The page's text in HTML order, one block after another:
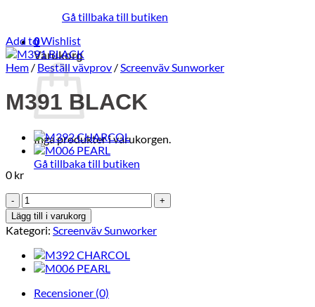
Gå tillbaka till butiken
0
Varukorg
Inga produkter i varukorgen.
Gå tillbaka till butiken
Add to Wishlist
Hem / Beställ vävprov /Screenväv Sunworker
M391 BLACK
0 kr
M391
BLACK
mängd
Lägg till i varukorg
Kategori: Screenväv Sunworker
Recensioner (0)